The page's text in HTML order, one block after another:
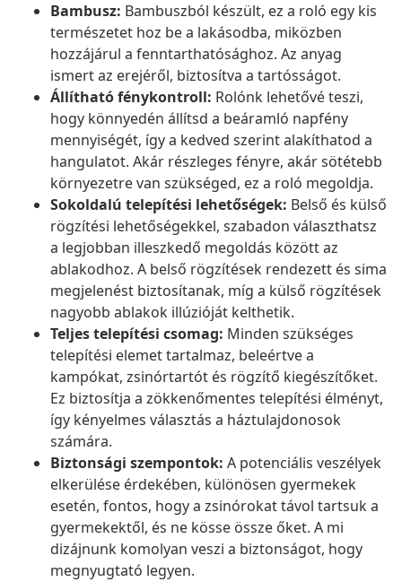
Bambusz: Bambuszból készült, ez a roló egy kis
természetet hoz be a lakásodba, miközben
hozzájárul a fenntarthatósághoz. Az anyag
ismert az erejéről, biztosítva a tartósságot.
Állítható fénykontroll: Rolónk lehetővé teszi,
hogy könnyedén állítsd a beáramló napfény
mennyiségét, így a kedved szerint alakíthatod a
hangulatot. Akár részleges fényre, akár sötétebb
környezetre van szükséged, ez a roló megoldja.
Sokoldalú telepítési lehetőségek: Belső és külső
rögzítési lehetőségekkel, szabadon választhatsz
a legjobban illeszkedő megoldás között az
ablakodhoz. A belső rögzítések rendezett és sima
megjelenést biztosítanak, míg a külső rögzítések
nagyobb ablakok illúzióját kelthetik.
Teljes telepítési csomag: Minden szükséges
telepítési elemet tartalmaz, beleértve a
kampókat, zsinórtartót és rögzítő kiegészítőket.
Ez biztosítja a zökkenőmentes telepítési élményt,
így kényelmes választás a háztulajdonosok
számára.
Biztonsági szempontok: A potenciális veszélyek
elkerülése érdekében, különösen gyermekek
esetén, fontos, hogy a zsinórokat távol tartsuk a
gyermekektől, és ne kösse össze őket. A mi
dizájnunk komolyan veszi a biztonságot, hogy
megnyugtató legyen.